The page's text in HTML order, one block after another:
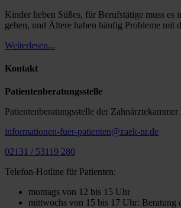
Kinder lieben Süßes, für Berufstätige muss es
gehen, und Ältere haben häufig Probleme mit
Weiterlesen...
Kontakt
Patientenberatungsstelle
Patientenberatungsstelle der
informationen-fuer-patienten@zaek-nr.de
02131 / 53119 280
Telefon-Hotline für Patienten:
montags von 12 bis 15 Uhr
mittwochs von 15 bis 17 Uhr: Beratung